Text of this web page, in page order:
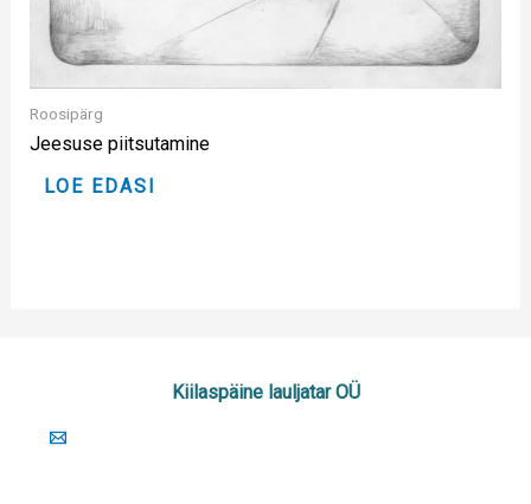
Roosipärg
Jeesuse piitsutamine
LOE EDASI
Kiilaspäine lauljatar OÜ